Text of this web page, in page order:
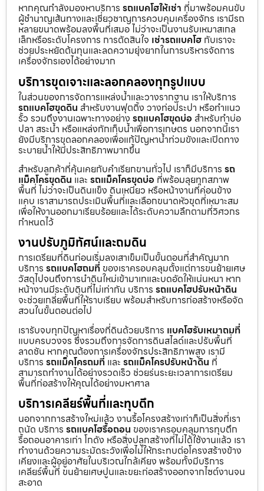
หากคุณกำลังมองหาบริการ รถแบคโฮให้เช่า ที่มาพร้อมคนขับ
ผู้ชำนาญเส้นทางและเชี่ยวชาญการควบคุมเครื่องจักร เรามีรถ
หลายขนาดพร้อมลงพื้นที่เสมอ ไม่ว่าจะเป็นงานรับเหมาสเกล
เล็กหรือระดับโครงการ การตัดสินใจ เช่ารถแบคโฮ กับเราจะ
ช่วยประหยัดต้นทุนและลดความยุ่งยากในการบริหารจัดการ
เครื่องจักรเองได้อย่างมาก
บริการขุดเจาะและลอกคลองทุกรูปแบบ
ในส่วนของการจัดการแหล่งน้ำและวางรากฐาน เราให้บริการ
รถแบคโฮขุดดิน สำหรับงานฟุตติ้ง วางท่อประปา หรือทำแนว
รั้ว รวมถึงงานเฉพาะทางอย่าง รถแบคโฮขุดบ่อ สำหรับทำบ่อ
ปลา สระน้ำ หรือแหล่งกักเก็บน้ำเพื่อการเกษตร นอกจากนี้เรา
ยังมีบริการขุดลอกคลองเพื่อแก้ปัญหาน้ำท่วมขังและเปิดทาง
ระบายน้ำให้มีประสิทธิภาพมากขึ้น
สำหรับลูกค้าที่คุ้นเคยกับคำเรียกขานทั่วไป เราก็มีบริการ รถ
แม็คโครขุดดิน และ รถแม็คโครขุดบ่อ ที่พร้อมลุยทุกสภาพ
พื้นที่ ไม่ว่าจะเป็นดินแข็ง ดินเหนียว หรือหน้างานที่ค่อนข้าง
แคบ เราสามารถประเมินพื้นที่และเลือกขนาดหัวขุดที่เหมาะสม
เพื่อให้งานออกมาเรียบร้อยและได้ระดับความลึกตามที่วิศวกร
กำหนดไว้
งานปรับภูมิทัศน์และถมดิน
การเตรียมที่ดินก่อนเริ่มลงเสาเข็มเป็นขั้นตอนที่สำคัญมาก
บริการ รถแบคโฮถมที่ ของเราครอบคลุมตั้งแต่การขนย้ายเศษ
วัสดุไปจนถึงการนำดินใหม่เข้ามาเทและบดอัดให้แน่นหนา หาก
หน้างานมีระดับดินที่ไม่เท่ากัน บริการ รถแบคโฮปรับหน้าดิน
จะช่วยเกลี่ยพื้นที่ให้ราบเรียบ พร้อมสำหรับการก่อสร้างหรือจัด
สวนในขั้นตอนต่อไป
เรารับจบทุกปัญหาเรื่องที่ดินด้วยบริการ แบคโฮรับเหมาถมที่
แบบครบวงจร ซึ่งรวมถึงการจัดการดินสไลด์และปรับพื้นที่
ลาดชัน หากคุณต้องการเครื่องจักรประสิทธิภาพสูง เรามี
บริการ รถแม็คโครถมที่ และ รถแม็คโครปรับหน้าดิน ที่
สามารถทำงานได้อย่างรวดเร็ว ช่วยร่นระยะเวลาการเตรียม
พื้นที่ก่อสร้างให้คุณได้อย่างมหาศาล
บริการเคลียร์พื้นที่และทุบตึก
นอกจากการสร้างใหม่แล้ว งานรื้อโครงสร้างเก่าก็เป็นสิ่งที่เรา
ถนัด บริการ รถแบคโฮรื้อถอน ของเราครอบคลุมการทุบตึก
รื้อถอนอาคารเก่า โกดัง หรือสิ่งปลูกสร้างที่ไม่ได้ใช้งานแล้ว เรา
ทำงานด้วยความระมัดระวังเพื่อไม่ให้กระทบต่อโครงสร้างข้าง
เคียงและผู้อยู่อาศัยในบริเวณใกล้เคียง พร้อมทั้งมีบริการ
เคลียร์พื้นที่ ขนย้ายเศษปูนและขยะก่อสร้างออกจากไซต์งานจน
สะอาด